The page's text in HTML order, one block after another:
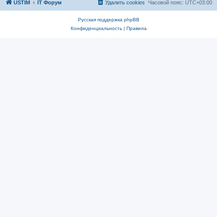
USTIM IT Форум Часовой пояс: UTC+03:00
Удалить cookies
Русская поддержка phpBB
Конфиденциальность| Правила